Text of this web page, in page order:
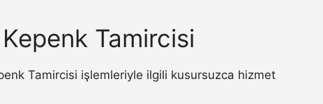
Tamircisi
Tamircisi işlemleriyle ilgili kusursuzca hizmet